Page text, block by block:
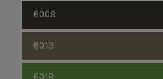
6008
6013
6018